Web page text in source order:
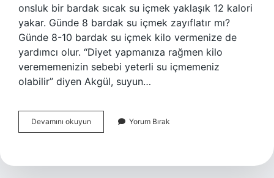
onsluk bir bardak sıcak su içmek yaklaşık 12 kalori
yakar. Günde 8 bardak su içmek zayıflatır mı?
Günde 8-10 bardak su içmek kilo vermenize de
yardımcı olur. “Diyet yapmanıza rağmen kilo
verememenizin sebebi yeterli su içmemeniz
olabilir” diyen Akgül, suyun…
Devamını okuyun
Bardak
Kalori
Yorum Bırak